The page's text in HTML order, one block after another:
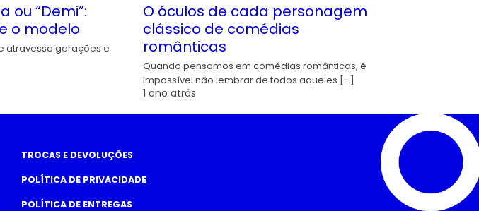
ou “Demi”:
o modelo
atravessa gerações e
O óculos de cada personagem
clássico de comédias
românticas
Quando pensamos em comédias românticas, é
impossível não lembrar de todos aqueles […]
1 ano atrás
TROCAS E DEVOLUÇÕES
POLÍTICA DE PRIVACIDADE
POLÍTICA DE ENTREGAS